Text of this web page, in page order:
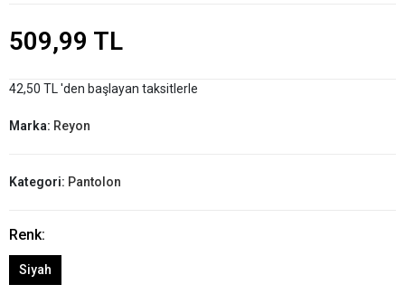
509,99 TL
42,50 TL 'den başlayan taksitlerle
Marka: Reyon
Kategori: Pantolon
Renk:
Siyah